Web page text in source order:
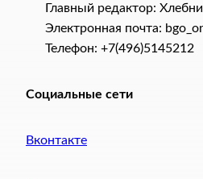
Главный редактор:
Электронная почта:
Телефон: +7(496)5145212
Социальные сети
Вконтакте